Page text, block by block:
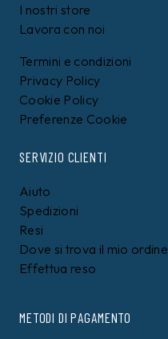
I nostri store
Lavora con noi
Termini e condizioni
Privacy Policy
Cookie Policy
Preferenze Cookie
SERVIZIO CLIENTI
Aiuto
Spedizioni
Resi
Dove si trova il mio ordine
Effettua reso
METODI DI PAGAMENTO